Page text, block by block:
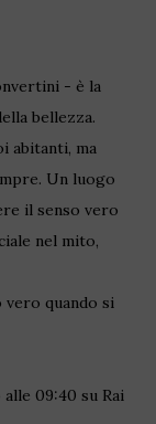
- è la
bellezza.
abitanti, ma
Un luogo
il senso vero
nel mito,
quando si
09:40 su Rai